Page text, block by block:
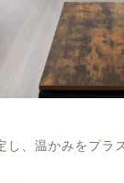
し、温かみをプラ